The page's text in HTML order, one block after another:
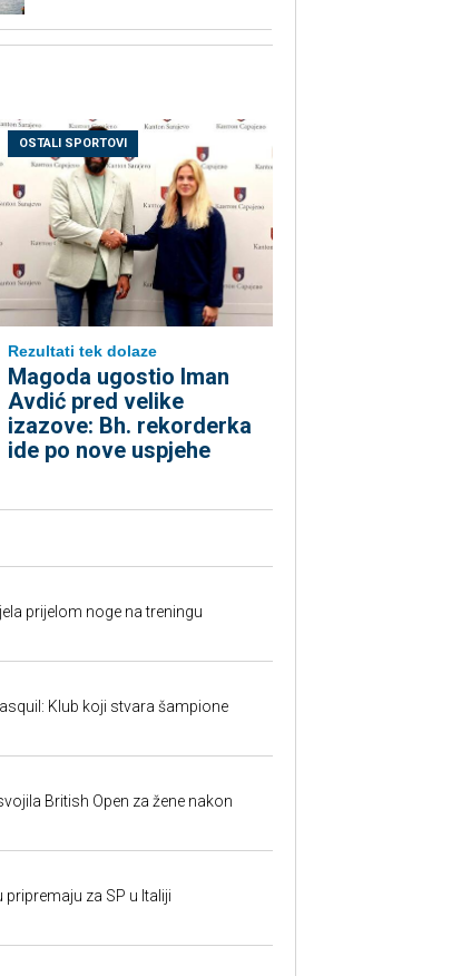
OSTALI SPORTOVI
Rezultati tek dolaze
Magoda ugostio Iman
Avdić pred velike
izazove: Bh. rekorderka
ide po nove uspjehe
prijelom noge na treningu
Klub koji stvara šampione
British Open za žene nakon
za SP u Italiji